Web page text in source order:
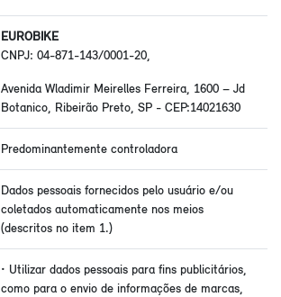
EUROBIKE
CNPJ: 04-871-143/0001-20,
Avenida Wladimir Meirelles Ferreira, 1600 – Jd
Botanico, Ribeirão Preto, SP - CEP:14021630
Predominantemente controladora
Dados pessoais fornecidos pelo usuário e/ou
coletados automaticamente nos meios
(descritos no item 1.)
• Utilizar dados pessoais para fins publicitários,
como para o envio de informações de marcas,